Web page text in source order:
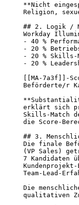
**Nicht
Religion,
## 2. Logik /
Workday
- 40 %
- 20 %
- 20 % Skills-
- 20 %
[[MA-7a3f]]-
Beförderte/r
erklärt sich
Skills-Match
die Score-
## 3.
Die finale
(VP Sales)
7 Kandidaten
Team-Lead-
Die
qualitativen